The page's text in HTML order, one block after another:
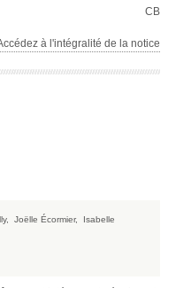
CB
à l'intégralité de la notice
Joëlle Écormier,
Isabelle